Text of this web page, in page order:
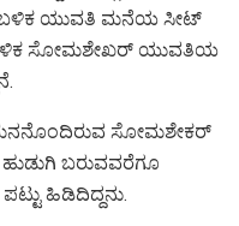
ಬಳಿಕ ಯುವತಿ ಮನೆಯ ಸೀಟ್
ಸೋಮಶೇಖರ್ ಯುವತಿಯ
ಮನನೊಂದಿರುವ ಸೋಮಶೇಕರ್
ಬರುವವರೆಗೂ
ಹಿಡಿದಿದ್ದನು.